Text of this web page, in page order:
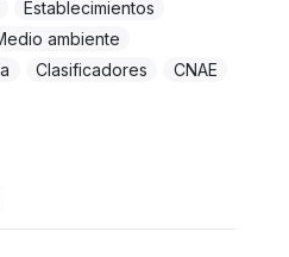
Establecimientos
ambiente
Clasificadores
CNAE